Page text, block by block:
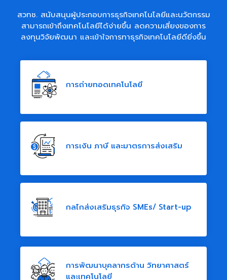
สวทช. สนับสนุนผู้ประกอบการธุรกิจเทคโนโลยีและนวัตกรรม
สามารถเข้าถึงเทคโนโลยีได้ง่ายขึ้น ลดความเสี่ยงของการ
ลงทุนวิจัยพัฒนา และเข้าใจการทาธุรกิจเทคโนโลยีดียิ่งขึ้น
การถ่ายทอดเทคโนโลยี
การเงิน ภาษี และมาตรการส่งเสริม
กลไกส่งเสริมธุรกิจ SMEs/ Start-up
การพัฒนาบุคลากรด้าน วิทยาศาสตร์
และเทคโนโลยี